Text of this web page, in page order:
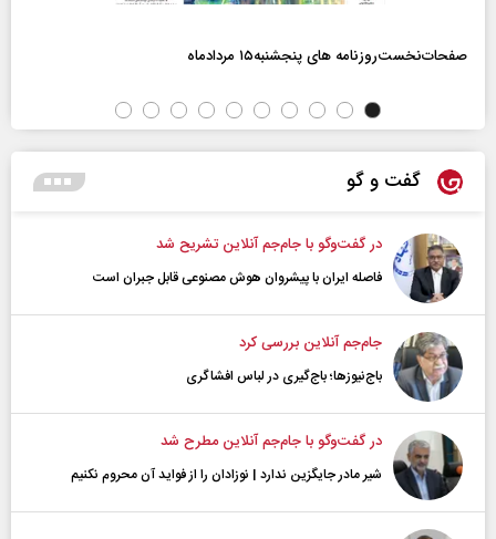
صفحات‌نخست‌روزنامه ها‌ی پنجشنبه‌۱۵ مردادماه
گفت و گو
در گفت‌و‌گو با جام‌جم آنلاین تشریح شد
فاصله ایران با پیشرو‌ان هوش مصنوعی قابل جبران است
جام‌جم آنلاین بررسی کرد
باج‌نیوزها؛ باج‌گیری در لباس افشاگری
در گفت‌و‌گو با جام‌جم آنلاین مطرح شد
شیر مادر جایگزین ندارد | نوزادان را از فواید آن محروم نکنیم